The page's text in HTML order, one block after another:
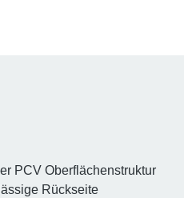
PCV Oberflächenstruktur
Rückseite